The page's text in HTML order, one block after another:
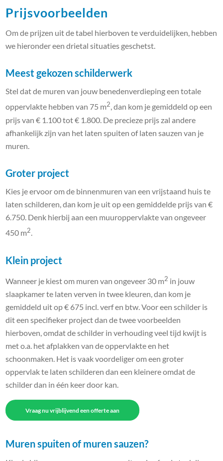
Prijsvoorbeelden
Om de prijzen uit de tabel hierboven te verduidelijken, hebben
we hieronder een drietal situaties geschetst.
Meest gekozen schilderwerk
Stel dat de muren van jouw benedenverdieping een totale
oppervlakte hebben van 75 m2, dan kom je gemiddeld op een
prijs van € 1.100 tot € 1.800. De precieze prijs zal andere
afhankelijk zijn van het laten spuiten of laten sauzen van je
muren.
Groter project
Kies je ervoor om de binnenmuren van een vrijstaand huis te
laten schilderen, dan kom je uit op een gemiddelde prijs van €
6.750. Denk hierbij aan een muuroppervlakte van ongeveer
450 m2.
Klein project
Wanneer je kiest om muren van ongeveer 30 m2 in jouw
slaapkamer te laten verven in twee kleuren, dan kom je
gemiddeld uit op € 675 incl. verf en btw. Voor een schilder is
dit een specifieker project dan de twee voorbeelden
hierboven, omdat de schilder in verhouding veel tijd kwijt is
met o.a. het afplakken van de oppervlakte en het
schoonmaken. Het is vaak voordeliger om een groter
oppervlak te laten schilderen dan een kleinere omdat de
schilder dan in één keer door kan.
Vraag nu vrijblijvend een offerte aan
Muren spuiten of muren sauzen?